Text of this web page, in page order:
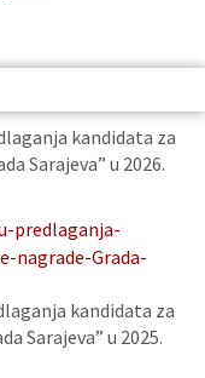
kandidata za
Sarajeva” u 2026.
predlaganja-
nagrade-Grada-
kandidata za
Sarajeva” u 2025.